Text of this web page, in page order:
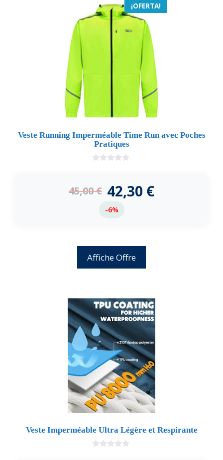
¡OFERTA!
Veste Running Imperméable Time Run avec Poches
Pratiques
5
45,00€ 42,30 €
-6%
Affiche Offre
Veste Imperméable Ultra Légère et Respirante